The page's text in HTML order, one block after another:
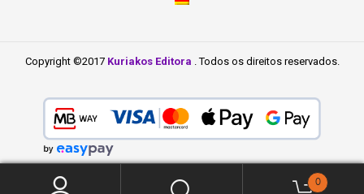
Copyright ©2017 Kuriakos Editora . Todos os direitos reservados.
0